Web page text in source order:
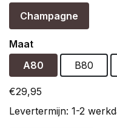
Champagne
Maat
A80
B80
€29,95
Levertermijn: 1-2